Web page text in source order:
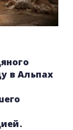
в Альпах